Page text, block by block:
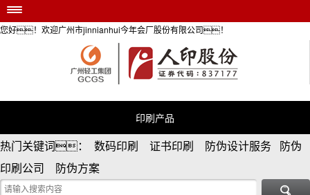
您好！欢迎广州市jinnianhui今年会厂股份有限公司！
印刷产品
/logo/ibanmencom.png首页
防伪资讯
关于/logo/ibanmencom.png
热门关键词： 数码印刷 证书印刷 防伪设计服务 防伪
印刷公司 防伪方案
